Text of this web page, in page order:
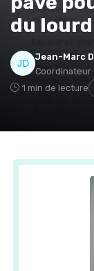
du
Jean-Marc
Coordinateur
1 min de lecture